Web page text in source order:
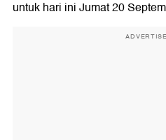
untuk hari ini Jumat 20